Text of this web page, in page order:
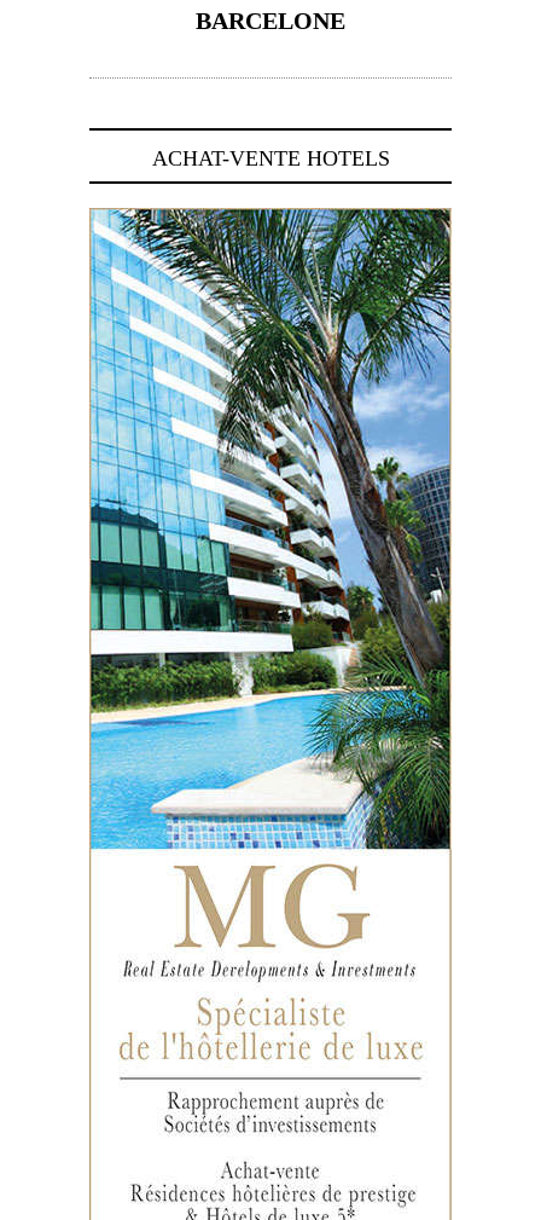
BARCELONE
ACHAT-VENTE HOTELS